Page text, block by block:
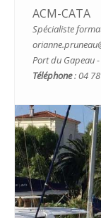
ACM-CATA
Spécialiste
Port du Gapeau
Téléphone: 04